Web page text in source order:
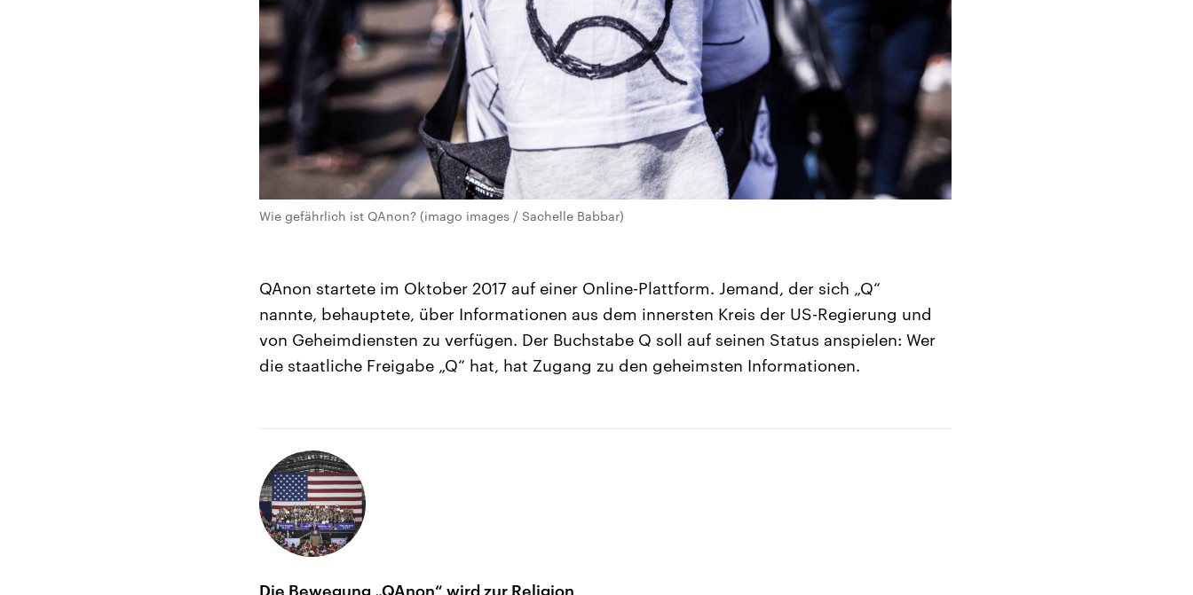
Wie gefährlich ist QAnon? (imago images / Sachelle Babbar)
QAnon startete im Oktober 2017 auf einer Online-Plattform. Jemand, der sich „Q“
nannte, behauptete, über Informationen aus dem innersten Kreis der US-Regierung und
von Geheimdiensten zu verfügen. Der Buchstabe Q soll auf seinen Status anspielen: Wer
die staatliche Freigabe „Q“ hat, hat Zugang zu den geheimsten Informationen.
Die Bewegung „QAnon“ wird zur Religion